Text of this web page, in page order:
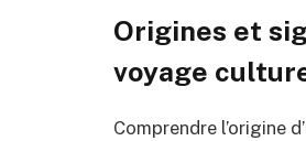
Origines et
voyage
Comprendre l’origine